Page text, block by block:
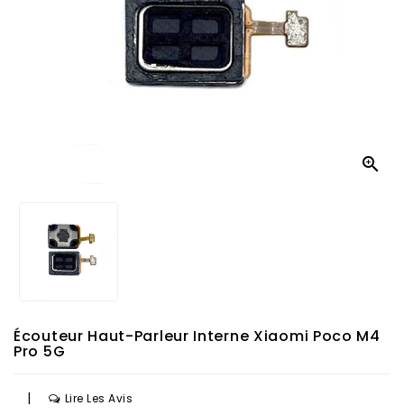

Écouteur Haut-Parleur Interne Xiaomi Poco M4
Pro 5G
| Lire Les Avis